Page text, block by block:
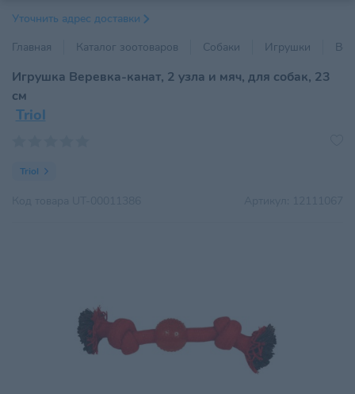
Уточнить адрес доставки
Главная
Каталог зоотоваров Собаки Игрушки
Игрушка Веревка-канат, 2 узла и мяч, для собак, 23
см
Triol
Triol